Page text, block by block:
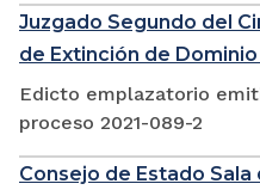
Juzgado Segundo del
de Extinción de
Edicto emplazatorio
proceso 2021-089-2
Consejo de Estado